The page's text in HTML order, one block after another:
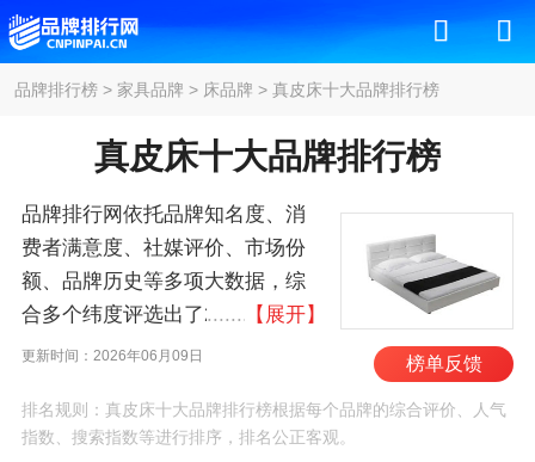
品牌排行榜> 家具品牌 > 床品牌 > 真皮床十大品牌排行榜
真皮床十大品牌排行榜
品牌排行网依托品牌知名度、消
费者满意度、社媒评价、市场份
额、品牌历史等多项大数据，综
合多个纬度评选出了2026年真皮
床十大品牌排行榜，其中前十名
门/SLEEMON、顾家家居、慕
思/DeRUCCI、曲美/QM、斯帝罗
【展开】
更新时间：2026年06月09日 榜单反馈
排名规则：真皮床十大品牌排行榜根据每个品牌的综合评价、人气
指数、搜索指数等进行排序，排名公正客观。